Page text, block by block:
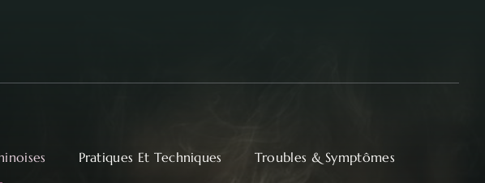
Pratiques Et Techniques Troubles & Symptômes